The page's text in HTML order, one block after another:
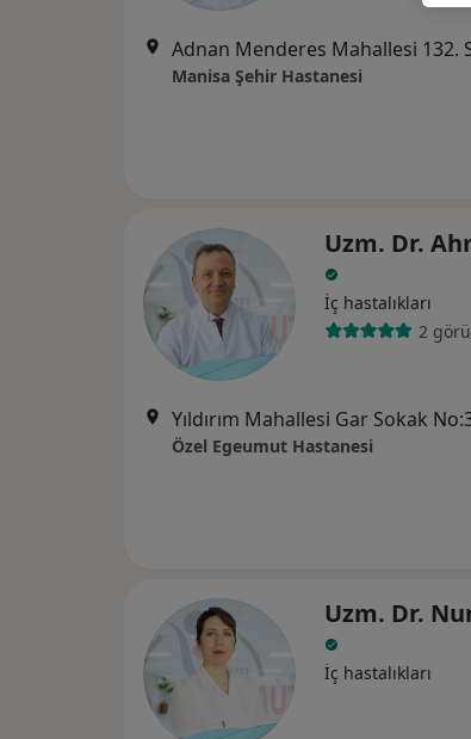
Manisa Şehir Hastanesi
Uzm. Dr.
İç hastalıkları
2
Özel Egeumut Hastanesi
Uzm. Dr.
İç hastalıkları